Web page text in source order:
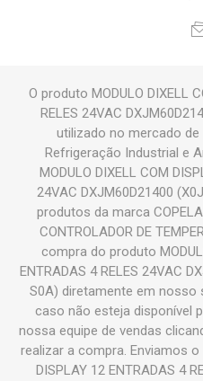
O produto MODULO DIXELL
RELES 24VAC
utilizado no mercado
Refrigeração Industrial e
MODULO DIXELL COM
24VAC DXJM60D21400
produtos da marca
CONTROLADOR DE
compra do produto
ENTRADAS 4 RELES 24VAC
S0A) diretamente em nosso
caso não esteja disponível
nossa equipe de vendas
realizar a compra. Enviamos o
DISPLAY 12 ENTRADAS 4